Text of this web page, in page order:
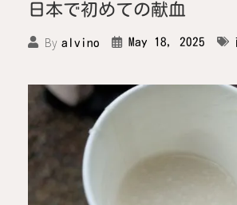
日本で初めての献血
By alvino May 18, 2025